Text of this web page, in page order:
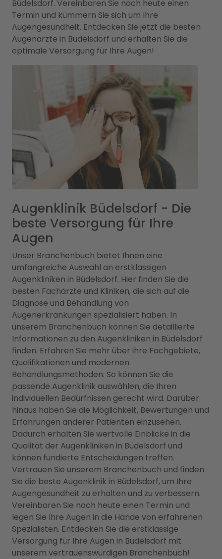
Büdelsdorf. Vereinbaren Sie noch heute einen
Termin und kümmern Sie sich um Ihre
Augengesundheit. Entdecken Sie jetzt die besten
Augenärzte in Büdelsdorf und erhalten Sie die
optimale Versorgung für Ihre Augen!
Augenklinik Büdelsdorf - Die
beste Versorgung für Ihre
Augen
Unser Branchenbuch bietet Ihnen eine
umfangreiche Auswahl an erstklassigen
Augenkliniken in Büdelsdorf. Hier finden Sie die
besten Fachärzte und Kliniken, die sich auf die
Diagnose und Behandlung von
Augenerkrankungen spezialisiert haben. In
unserem Branchenbuch können Sie detaillierte
Informationen zu den Augenkliniken in Büdelsdorf
finden. Erfahren Sie mehr über ihre Fachgebiete,
Qualifikationen und modernen
Behandlungsmethoden. So können Sie die
passende Augenklinik auswählen, die Ihren
individuellen Bedürfnissen gerecht wird. Darüber
hinaus haben Sie die Möglichkeit, Bewertungen und
Erfahrungen anderer Patienten einzusehen.
Dadurch erhalten Sie wertvolle Einblicke in die
Qualität der Augenkliniken in Büdelsdorf und
können fundierte Entscheidungen treffen.
Vertrauen Sie unserem Branchenbuch und finden
Sie die beste Augenklinik in Büdelsdorf, um Ihre
Augengesundheit zu erhalten und zu verbessern.
Vereinbaren Sie noch heute einen Termin und
legen Sie Ihre Augen in die Hände von erfahrenen
Spezialisten. Entdecken Sie die erstklassige
Versorgung für Ihre Augen in Büdelsdorf mit
unserem vertrauenswürdigen Branchenbuch!